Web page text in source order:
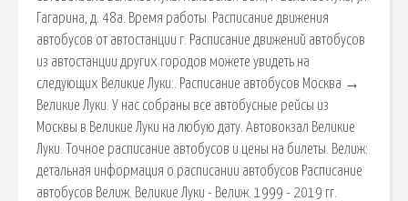
Гагарина, д. 48а. Время работы. Расписание движения
автобусов от автостанции г. Расписание движений автобусов
из автостанции других городов можете увидеть на
следующих Великие Луки:. Расписание автобусов Москва →
Великие Луки. У нас собраны все автобусные рейсы из
Москвы в Великие Луки на любую дату. Автовокзал Великие
Луки. Точное расписание автобусов и цены на билеты. Велиж:
детальная информация о расписании автобусов Расписание
автобусов Велиж. Великие Луки - Велиж. 1999 - 2019 гг.